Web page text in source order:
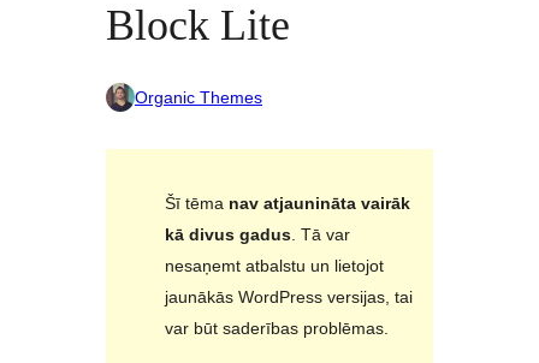
Block Lite
Organic Themes
Šī tēma nav atjaunināta vairāk
kā divus gadus. Tā var
nesaņemt atbalstu un lietojot
jaunākās WordPress versijas, tai
var būt saderības problēmas.